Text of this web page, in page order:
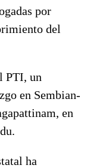
por
del
PTI, un
en Sembian-
en
ha